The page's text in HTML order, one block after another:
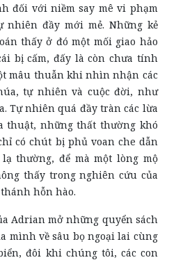
đối với niềm say mê vi phạm
nhiên đầy mới mẻ. Những kẻ
thấy ở đó một mối giao hảo
bị cấm, đấy là còn chưa tính
mâu thuẫn khi nhìn nhận các
tự nhiên và cuộc đời, như
Tự nhiên quá đầy tràn các lừa
thuật, những thất thường khó
có chút bị phủ voan che dẫn
thường, để mà một lòng mộ
thấy trong nghiên cứu của
hỗn hào.
Adrian mở những quyển sách
mình về sâu bọ ngoại lai cùng
đôi khi chúng tôi, các con